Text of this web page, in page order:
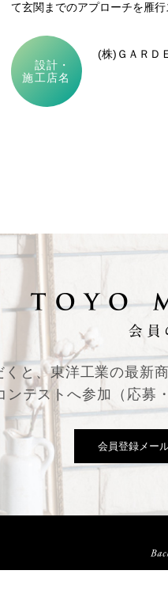
て玄関までのアプローチを雁行
設計・
施工店名
(株)ＧＡＲＤ
くと、東洋工業の最新
ンテストへ参加（応募
会員登録メー